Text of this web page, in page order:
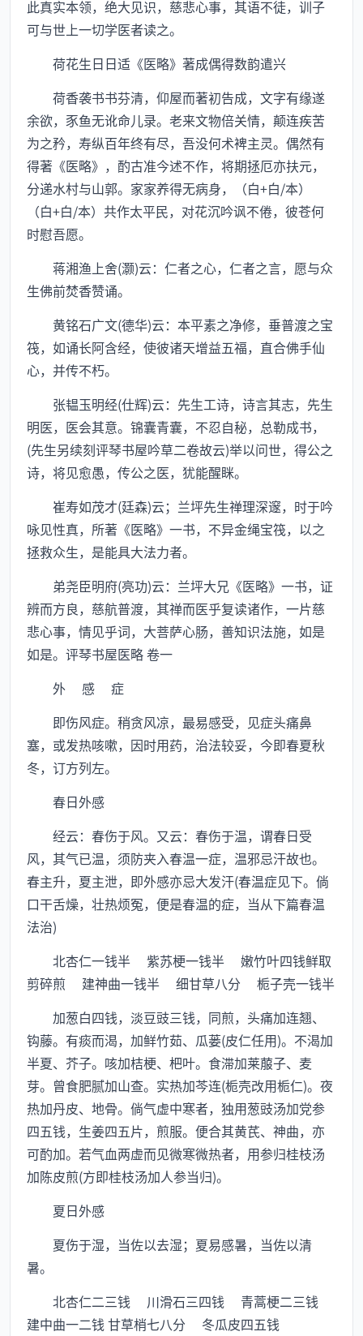
此真实本领，绝大见识，慈悲心事，其语不徒，训子
可与世上一切学医者读之。
荷花生日日适《医略》著成偶得数韵遣兴
荷香袭书书芬清，仰屋而著初告成，文字有缘遂
余欲，豕鱼无讹命儿录。老来文物倍关情，颠连疾苦
为之矜，寿纵百年终有尽，吾没何术裨主灵。偶然有
得著《医略》，酌古准今述不作，将期拯厄亦扶元，
分递水村与山郭。家家养得无病身，（白+白/本）
（白+白/本）共作太平民，对花沉吟讽不倦，彼苍何
时慰吾愿。
蒋湘渔上舍(灏)云：仁者之心，仁者之言，愿与众
生佛前焚香赞诵。
黄铭石广文(德华)云：本平素之净修，垂普渡之宝
筏，如诵长阿含经，使彼诸天增益五福，直合佛手仙
心，并传不朽。
张韫玉明经(仕辉)云：先生工诗，诗言其志，先生
明医，医会其意。锦囊青囊，不忍自秘，总勒成书，
(先生另续刻评琴书屋吟草二卷故云)举以问世，得公之
诗，将见愈愚，传公之医，犹能醒眯。
崔寿如茂才(廷森)云；兰坪先生禅理深邃，时于吟
咏见性真，所著《医略》一书，不异金绳宝筏，以之
拯救众生，是能具大法力者。
弟尧臣明府(亮功)云：兰坪大兄《医略》一书，证
辨而方良，慈航普渡，其禅而医乎复读诸作，一片慈
悲心事，情见乎词，大菩萨心肠，善知识法施，如是
如是。评琴书屋医略 卷一
外 感 症
即伤风症。稍贪风凉，最易感受，见症头痛鼻
塞，或发热咳嗽，因时用药，治法较妥，今即春夏秋
冬，订方列左。
春日外感
经云：春伤于风。又云：春伤于温，谓春日受
风，其气已温，须防夹入春温一症，温邪忌汗故也。
春主升，夏主泄，即外感亦忌大发汗(春温症见下。倘
口干舌燥，壮热烦冤，便是春温的症，当从下篇春温
法治)
北杏仁一钱半 紫苏梗一钱半 嫩竹叶四钱鲜取
剪碎煎 建神曲一钱半 细甘草八分 栀子壳一钱半
加葱白四钱，淡豆豉三钱，同煎，头痛加连翘、
钩藤。有痰而渴，加鲜竹茹、瓜蒌(皮仁任用)。不渴加
半夏、芥子。咳加桔梗、杷叶。食滞加莱菔子、麦
芽。曾食肥腻加山查。实热加芩连(栀壳改用栀仁)。夜
热加丹皮、地骨。倘气虚中寒者，独用葱豉汤加党参
四五钱，生姜四五片，煎服。便合其黄芪、神曲，亦
可酌加。若气血两虚而见微寒微热者，用参归桂枝汤
加陈皮煎(方即桂枝汤加人参当归)。
夏日外感
夏伤于湿，当佐以去湿；夏易感暑，当佐以清
暑。
北杏仁二三钱 川滑石三四钱 青蒿梗二三钱
建中曲一二钱 甘草梢七八分 冬瓜皮四五钱